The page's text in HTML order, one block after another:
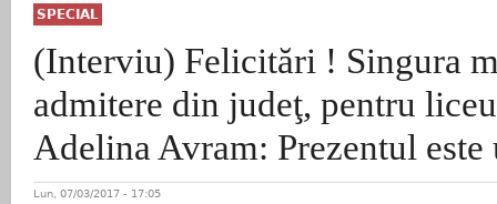
SPECIAL
(Interviu) Felicitări ! Singura
admitere din judeţ, pentru
Adelina Avram: Prezentul este
Lun, 07/03/2017 - 17:05